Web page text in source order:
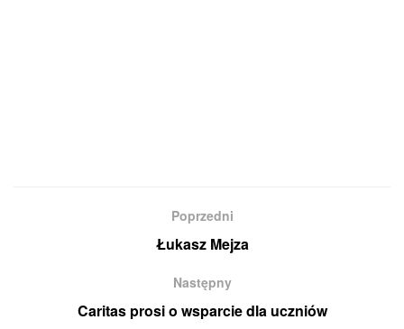
Poprzedni
Łukasz Mejza
Następny
Caritas prosi o wsparcie dla uczniów